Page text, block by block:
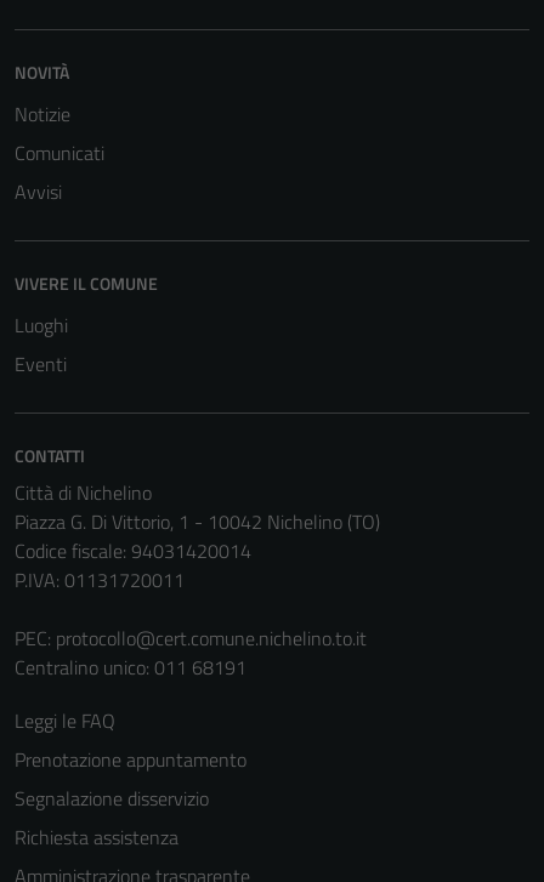
NOVITÀ
Notizie
Comunicati
Avvisi
VIVERE IL COMUNE
Luoghi
Eventi
CONTATTI
Città di Nichelino
Piazza G. Di Vittorio, 1 - 10042 Nichelino (TO)
Codice fiscale: 94031420014
P.IVA: 01131720011
PEC: protocollo@cert.comune.nichelino.to.it
Centralino unico: 011 68191
Leggi le FAQ
Prenotazione appuntamento
Segnalazione disservizio
Richiesta assistenza
Amministrazione trasparente
personali.